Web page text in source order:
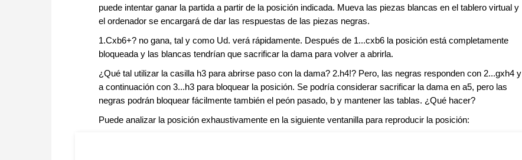
puede intentar ganar la partida a partir de la posición indicada. Mueva las piezas blancas en el tablero virtual y
el ordenador se encargará de dar las respuestas de las piezas negras.
1.Cxb6+? no gana, tal y como Ud. verá rápidamente. Después de 1...cxb6 la posición está completamente
bloqueada y las blancas tendrían que sacrificar la dama para volver a abrirla.
¿Qué tal utilizar la casilla h3 para abrirse paso con la dama? 2.h4!? Pero, las negras responden con 2...gxh4 y
a continuación con 3...h3 para bloquear la posición. Se podría considerar sacrificar la dama en a5, pero las
negras podrán bloquear fácilmente también el peón pasado, b y mantener las tablas. ¿Qué hacer?
Puede analizar la posición exhaustivamente en la siguiente ventanilla para reproducir la posición: